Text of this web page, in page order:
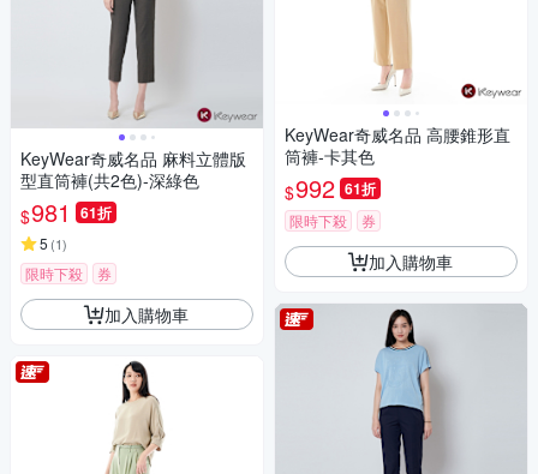
KeyWear奇威名品 麻料立體版
型直筒褲(共2色)-深綠色
$981 61折
5 (1)
限時下殺 券
加入購物車
KeyWear奇威名品 高腰錐形直
筒褲-卡其色
$992 61折
限時下殺 券
加入購物車